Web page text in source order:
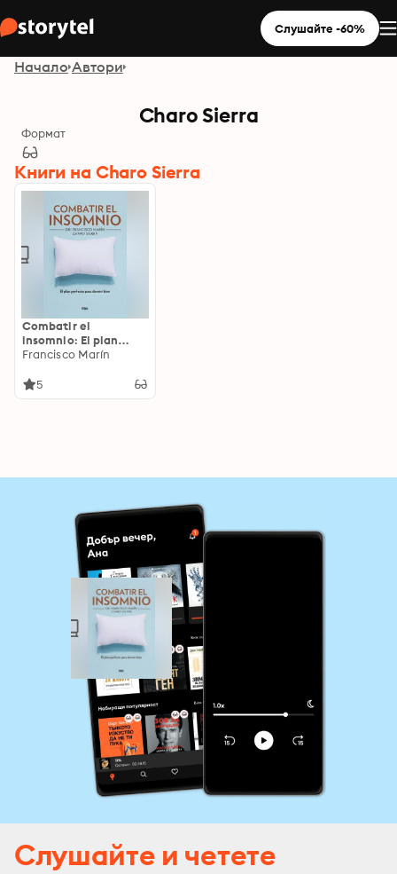
Слушайте -60%
Начало Автори
Charo Sierra
Формат
Книги на Charo Sierra
Combatir el
insomnio: El plan
perfecto para dormir
Francisco Marín
5
Слушайте и четете